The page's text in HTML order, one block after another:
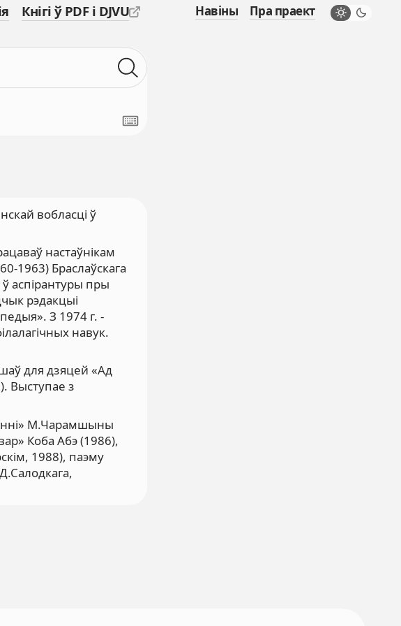
Кнігі ў PDF і DJVU Навіны Пра праект
вобласці ў
настаўнікам
1963) Браслаўскага
аспірантуры пры
рэдакцыі
З 1974 г. -
навук.
для дзяцей «Ад
Выступае з
М.Чарамшыны
Коба Абэ (1986),
1988), паэму